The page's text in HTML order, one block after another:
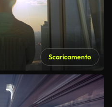
Scaricamento